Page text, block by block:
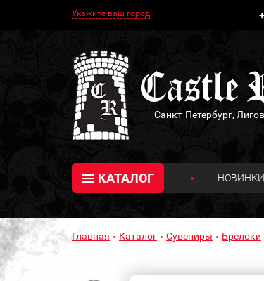
Укажите ваш город
Санкт-Петербург,
КАТАЛОГ НОВИНКИ
Главная Каталог Сувениры Брелоки